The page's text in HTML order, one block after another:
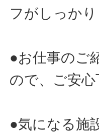
フがしっか
●お仕事のご
ので、ご安心
●気になる施